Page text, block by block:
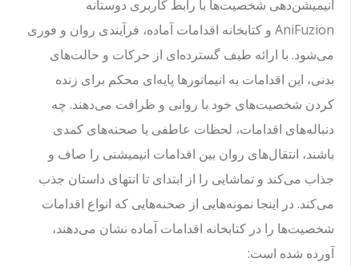
انیمیشن‌دهی شخصیت‌ها با رابط کاربری دوستانه
AniFuzion و کتابخانه اقدامات آماده، فرآیندی روان و فوری
می‌شود. با ارائه طیف گسترده‌ای از حرکات و حالت‌های
بدنی، این اقدامات به انیماتورها پایه‌ای محکم برای زنده
کردن شخصیت‌های خود با روانی و ظرافت می‌دهند. چه
دنباله‌های اقدامات، لحظات عاطفی یا صحنه‌های کمدی
باشند، انتقال‌های روان بین اقدامات انیمیشنی را صاف و
جذاب می‌کند و تماشایی را از ابتدای تا انتهای داستان جذب
می‌کند. در اینجا نمونه‌هایی از صحنه‌هایی که انواع اقدامات
شخصیت‌ها را در کتابخانه اقدامات آماده نشان می‌دهند،
آورده شده است: